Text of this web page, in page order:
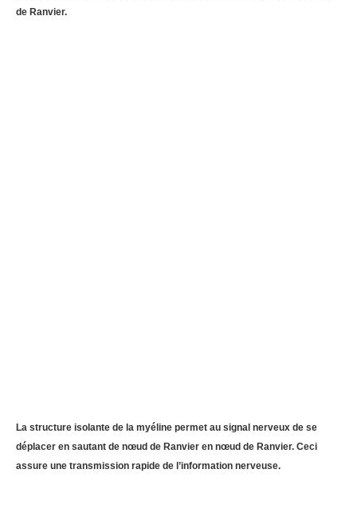
de Ranvier.
La structure isolante de la myéline permet au signal nerveux de se
déplacer en sautant de nœud de Ranvier en nœud de Ranvier. Ceci
assure une transmission rapide de l’information nerveuse.